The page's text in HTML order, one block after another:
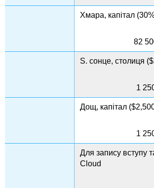
Хмара, капітал (30%
82
S. сонце, столиця
1
Дощ, капітал
1
Для запису вступу
Cloud